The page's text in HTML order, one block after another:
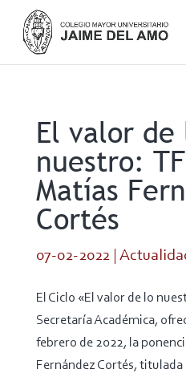
El valor de
nuestro:
Matías
Cortés
07-02-2022|
El Ciclo «El valor de lo
Secretaría Académica,
febrero de 2022, la
Fernández Cortés, titulada